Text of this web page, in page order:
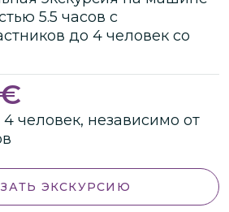
5.5 часов с
до 4 человек со
€
человек, независимо от
ЭКСКУРСИЮ